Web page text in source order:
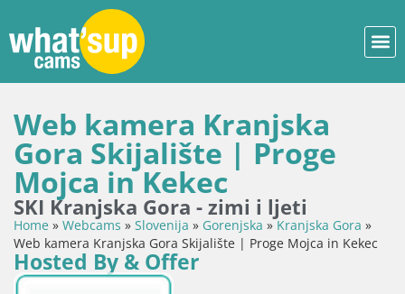
Web kamera Kranjska
Gora Skijalište | Proge
Mojca in Kekec
SKI Kranjska Gora - zimi i ljeti
Home » Webcams » Slovenija » Gorenjska »Kranjska Gora »
Web kamera Kranjska Gora Skijalište | Proge Mojca in Kekec
Hosted By & Offer